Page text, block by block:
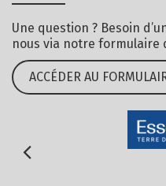
Une question ? Besoin
nous via notre formulaire
ACCÉDER AU